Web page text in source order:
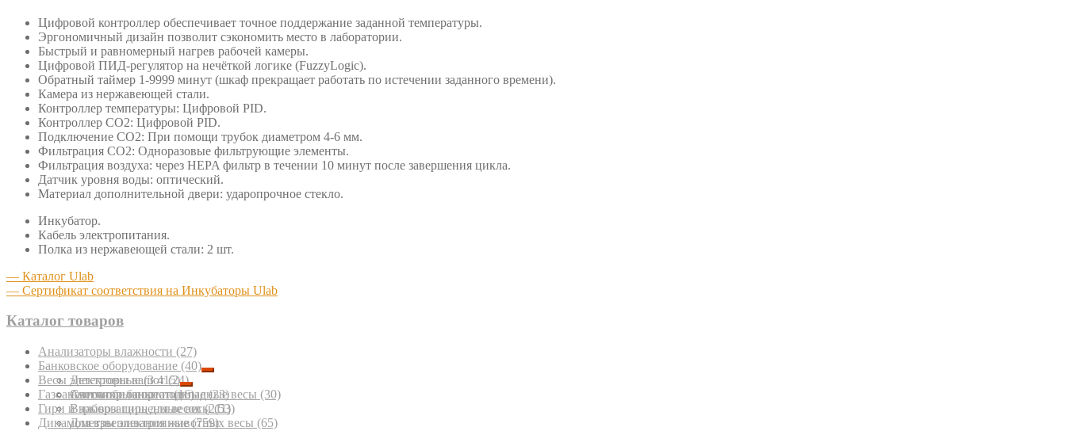
Цифровой контроллер обеспечивает точное поддержание заданной температуры.
Эргономичный дизайн позволит сэкономить место в лаборатории.
Быстрый и равномерный нагрев рабочей камеры.
Цифровой ПИД-регулятор на нечёткой логике (FuzzyLogic).
Обратный таймер 1-9999 минут (шкаф прекращает работать по истечении заданного времени).
Камера из нержавеющей стали.
Контроллер температуры: Цифровой PID.
Контроллер СО2: Цифровой PID.
Подключение СО2: При помощи трубок диаметром 4-6 мм.
Фильтрация СО2: Одноразовые фильтрующие элементы.
Фильтрация воздуха: через HEPA фильтр в течении 10 минут после завершения цикла.
Датчик уровня воды: оптический.
Материал дополнительной двери: ударопрочное стекло.
Инкубатор.
Кабель электропитания.
Полка из нержавеющей стали: 2 шт.
— Каталог Ulab
— Сертификат соответствия на Инкубаторы Ulab
Каталог товаров
Анализаторы влажности (27)
Банковское оборудование (40)
Детекторы валют(24)
Счетчики банкнот(16)
Весы электронные(3 415)
Автомобильные подкладные весы (30)
Взрывозащищенные весы(53)
Для взвешивания животных весы (65)
Газоанализаторы портативные(23)
Гири и наборы гирь для весов(211)
Динамометры электронные(759)